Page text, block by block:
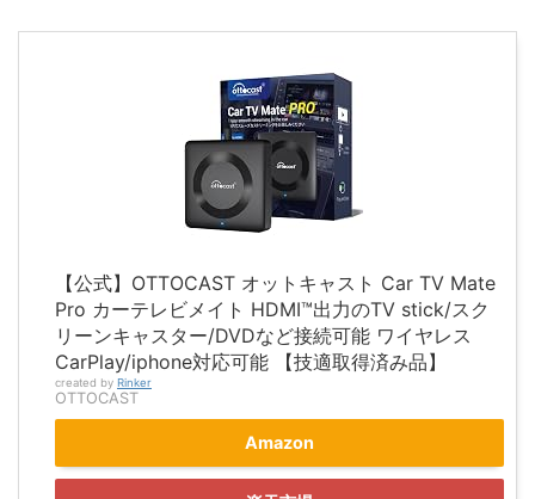
【公式】OTTOCAST オットキャスト Car TV Mate
Pro カーテレビメイト HDMI™出力のTV stick/スク
リーンキャスター/DVDなど接続可能 ワイヤレス
CarPlay/iphone対応可能 【技適取得済み品】
created by Rinker
OTTOCAST
Amazon